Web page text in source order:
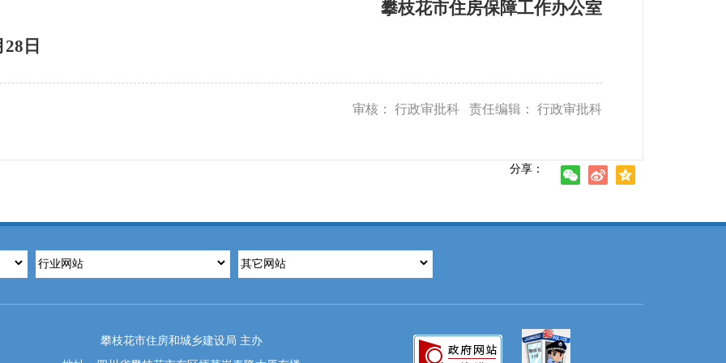
攀枝花市住房保障工作办公室
日
审核： 行政审批科 责任编辑： 行政审批科
分享：
攀枝花市住房和城乡建设局 主办